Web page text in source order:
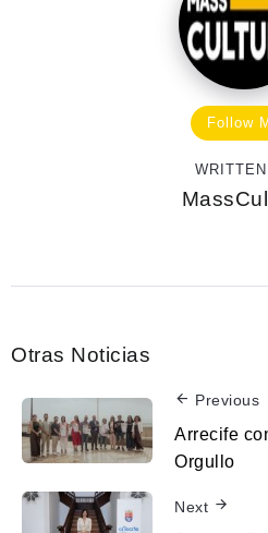
Follow
Otras Noticias
Previous
Arrecife
Orgullo
Next